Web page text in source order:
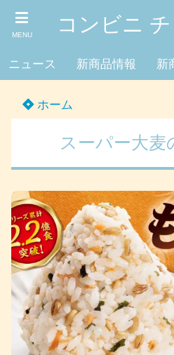
MENU コンビニ
ニュース 新商品情報 新
ホーム
スーパー大麦